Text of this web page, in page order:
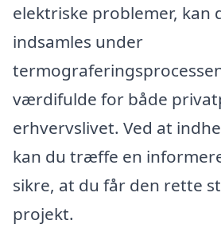
elektriske problemer, kan
indsamles under
værdifulde for både
erhvervslivet. Ved at
kan du træffe en
sikre, at du får den rette
projekt.